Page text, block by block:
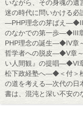
いながら、その身魂の遺
迷の時代に問いかける
―PHP理念の芽ばえ―◆II
のなかでの第一歩―◆III
PHP理念の誕生―◆IV章
哲学者への脱皮―◆V章
い人間観』の提唱―◆VI
松下政経塾へ―◆＜付＞
の道を考える―次代の日
書は、混沌と深い不安の